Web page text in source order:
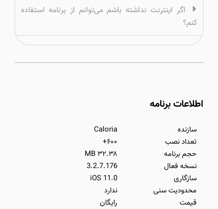
اگر اینترنت نداشته باشم می‌توانم از برنامه استفاده
کنم؟
اطلاعات برنامه
Caloria
۶۰۰+
۳۲.۳۸ MB
3.2.7.176
iOS 11.0
ندارد
رایگان
سازنده
تعداد نصب
حجم برنامه
نسخه فعال
سازگاری
محدودیت سنی
قیمت